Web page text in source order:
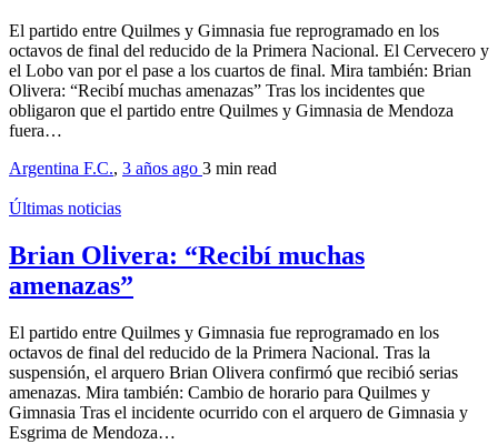
El partido entre Quilmes y Gimnasia fue reprogramado en los
octavos de final del reducido de la Primera Nacional. El Cervecero y
el Lobo van por el pase a los cuartos de final. Mira también: Brian
Olivera: “Recibí muchas amenazas” Tras los incidentes que
obligaron que el partido entre Quilmes y Gimnasia de Mendoza
fuera…
Argentina F.C., 3 años ago 3 min read
Últimas noticias
Brian Olivera: “Recibí muchas
amenazas”
El partido entre Quilmes y Gimnasia fue reprogramado en los
octavos de final del reducido de la Primera Nacional. Tras la
suspensión, el arquero Brian Olivera confirmó que recibió serias
amenazas. Mira también: Cambio de horario para Quilmes y
Gimnasia Tras el incidente ocurrido con el arquero de Gimnasia y
Esgrima de Mendoza…